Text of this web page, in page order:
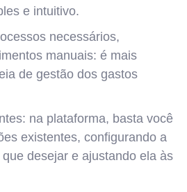
e intuitivo.
necessários,
manuais: é mais
de gestão dos gastos
na plataforma, basta você
existentes, configurando a
desejar e ajustando ela às